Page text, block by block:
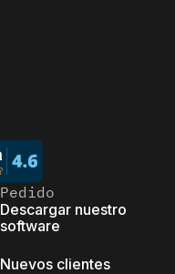
Pedido
Descargar nuestro
software
Nuevos clientes